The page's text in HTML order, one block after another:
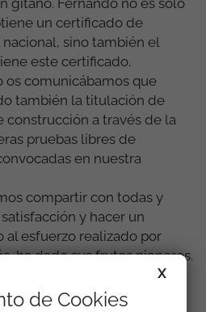
un certificado de
sino también el
este certificado.
os comunicábamos que
también la titulación de
construcción a través de la
pruebas libres de
en nuestra
compartir con todas y
y hacer un
esfuerzo realizado por
ha dado sus frutos pioneros.
X
de Cookies